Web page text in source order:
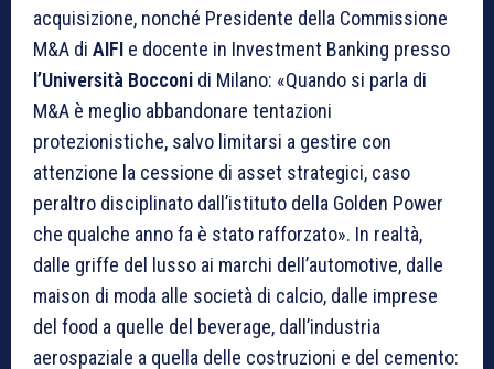
acquisizione, nonché Presidente della Commissione
M&A di AIFI e docente in Investment Banking presso
l’Università Bocconi di Milano: «Quando si parla di
M&A è meglio abbandonare tentazioni
protezionistiche, salvo limitarsi a gestire con
attenzione la cessione di asset strategici, caso
peraltro disciplinato dall’istituto della Golden Power
che qualche anno fa è stato rafforzato». In realtà,
dalle griffe del lusso ai marchi dell’automotive, dalle
maison di moda alle società di calcio, dalle imprese
del food a quelle del beverage, dall’industria
aerospaziale a quella delle costruzioni e del cemento: